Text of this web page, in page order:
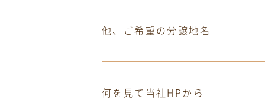
他、ご希望の分譲地名
何を見て当社HPから